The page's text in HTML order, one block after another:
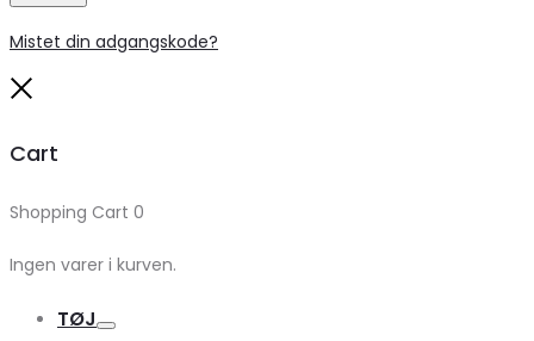
Mistet din adgangskode?
Cart
Shopping Cart 0
Ingen varer i kurven.
TØJ